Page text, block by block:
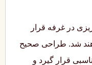
در غرفه قرار
شد. طراحی صحیح
قرار گیرد و